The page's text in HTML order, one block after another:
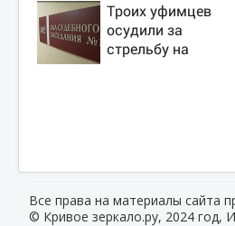
ребёнок
Троих уфимцев
осудили за
стрельбу на
Все права на материалы сайта
© Кривое зеркало.ру, 2024 год, И